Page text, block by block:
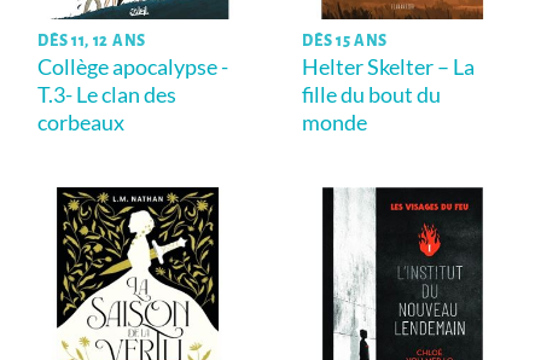
DÈS 11, 12 ANS
Collège apocalypse -
T.3- Le clan des
corbeaux
DÈS 15 ANS
Helter Skelter – La
fille du bout du
monde